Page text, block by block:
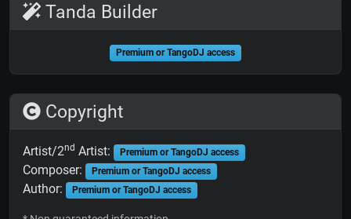
Tanda Builder
Premium or TangoDJ access
Copyright
Artist/2nd Artist: Premium or TangoDJ access
Composer: Premium or TangoDJ access
Author: Premium or TangoDJ access